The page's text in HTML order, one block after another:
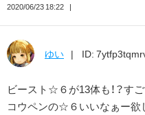
2020/06/23 18:22
ゆい ID:
ビースト☆６が13体も！？すご
コウペンの☆６いいなぁー欲